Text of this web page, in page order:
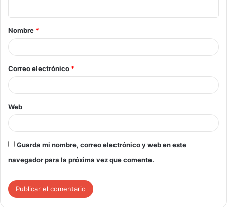
Nombre *
Correo electrónico *
Web
Guarda mi nombre, correo electrónico y web en este
navegador para la próxima vez que comente.